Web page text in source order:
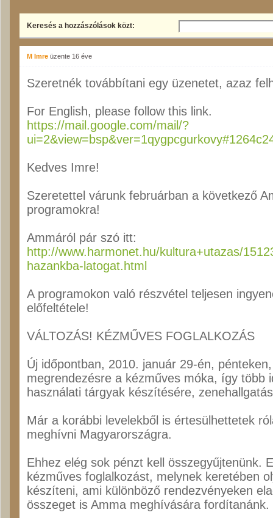
Keresés a hozzászólások közt:
M Imre üzente 16 éve
Szeretnék továbbítani egy üzenetet, azaz
For English, please follow this link.
https://mail.google.com/mail/?
Kedves Imre!
Szeretettel várunk februárban a következő
programokra!
Ammáról pár szó itt:
http://www.harmonet.hu/kultura+utazas/
hazankba-latogat.html
A programokon való részvétel teljesen
előfeltétele!
VÁLTOZÁS! KÉZMŰVES FOGLALKOZÁS
Új időpontban, 2010. január 29-én,
megrendezésre a kézműves móka, így több
használati tárgyak készítésére,
Már a korábbi levelekből is értesülhettetek
meghívni Magyarországra.
Ehhez elég sok pénzt kell összegyűjtenünk.
kézműves foglalkozást, melynek keretében
készíteni, ami különböző rendezvényeken
összeget is Amma meghívására fordítanánk.